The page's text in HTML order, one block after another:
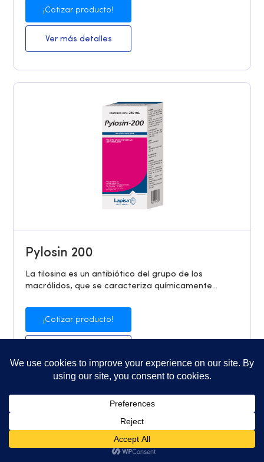
¡Cotizar producto!
Ver más detalles
Pylosin 200
La tilosina es un antibiótico del grupo de los
macrólidos, que se caracteriza químicamente...
¡Cotizar producto!